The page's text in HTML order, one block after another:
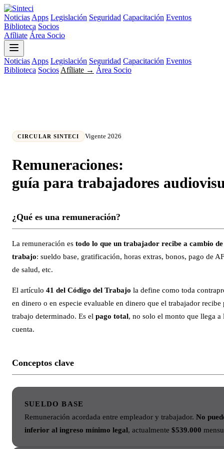
Noticias Apps Legislación Seguridad Capacitación Eventos
Biblioteca Socios
Afíliate Área Socio
Noticias Apps Legislación Seguridad Capacitación Eventos
Biblioteca Socios Afíliate → Área Socio
CIRCULAR SINTECI Vigente 2026
Remuneraciones:
guía para trabajadores
¿Qué es una remuneración?
La remuneración es todo lo que un trabajador recibe a cambio de
trabajo: sueldo base, gratificación, horas extras, bonos, pago de
de salud, etc.
El artículo 41 del Código del Trabajo la define como toda
en dinero o en especie evaluable en dinero que el trabajador recibe
trabajo determinado. Es el pago total, no solo el monto que llega a
cuenta.
Conceptos clave
SUELDO BASE
Remuneración acordada entre empleador y trabajador. No
inferior al ingreso mínimo legal, actualmente $539.000